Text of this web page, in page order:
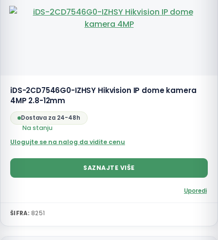
iDS-2CD7546G0-IZHSY Hikvision IP dome kamera
4MP 2.8-12mm
Dostava za 24-48h
Na stanju
Ulogujte se na nalog da vidite cenu
SAZNAJTE VIŠE
Uporedi
ŠIFRA: 8251